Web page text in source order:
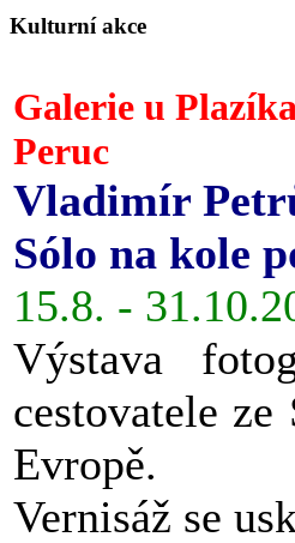
Kulturní akce
Galerie u Plazíka
Peruc
Vladimír
Sólo na kole
15.8. -
Výstava
cestovatele
Evropě.
Vernisáž se